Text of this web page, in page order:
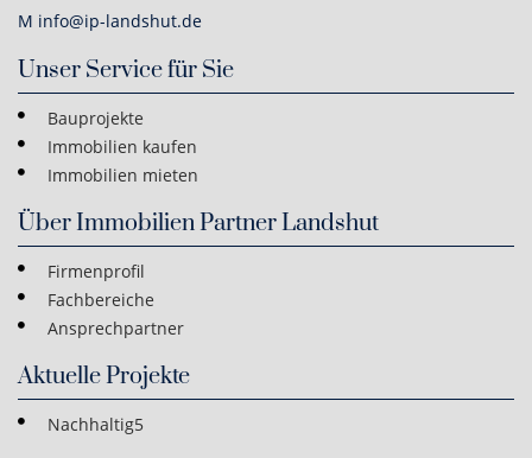
M info@ip-landshut.de
Unser Service für Sie
Bauprojekte
Immobilien kaufen
Immobilien mieten
Über Immobilien Partner Landshut
Firmenprofil
Fachbereiche
Ansprechpartner
Aktuelle Projekte
Nachhaltig5